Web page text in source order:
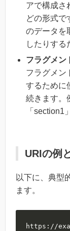
アで構成さ
どの形式で
のデータを
したりする
フラグメン
フラグメン
するために
続きます。
「section1
URIの例
以下に、典型
ます。
https://